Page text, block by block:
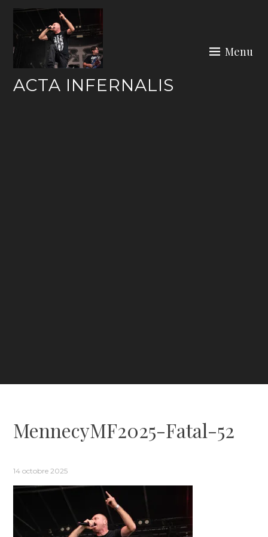
Skip
content
ACTA INFERNALIS
Menu
MennecyMF2025-Fatal-52
14 octobre 2025